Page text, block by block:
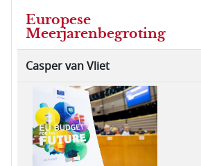
Europese
Meerjarenbegroting
Casper van Vliet